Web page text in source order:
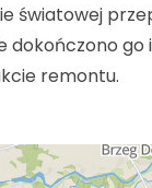
światowej
dokończono go
remontu.